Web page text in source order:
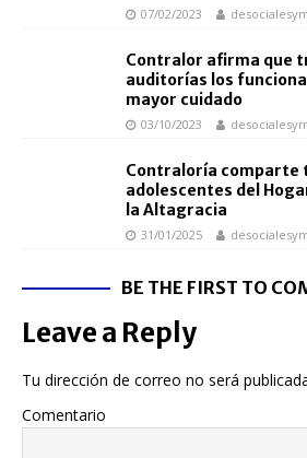
07/02/2023
Contralor afirma que
auditorías los
mayor cuidado
03/10/2023
Contraloría comparte
adolescentes del
la Altagracia
31/01/2025
BE THE FIRST TO
Leave a Reply
Tu dirección de correo no será
Comentario